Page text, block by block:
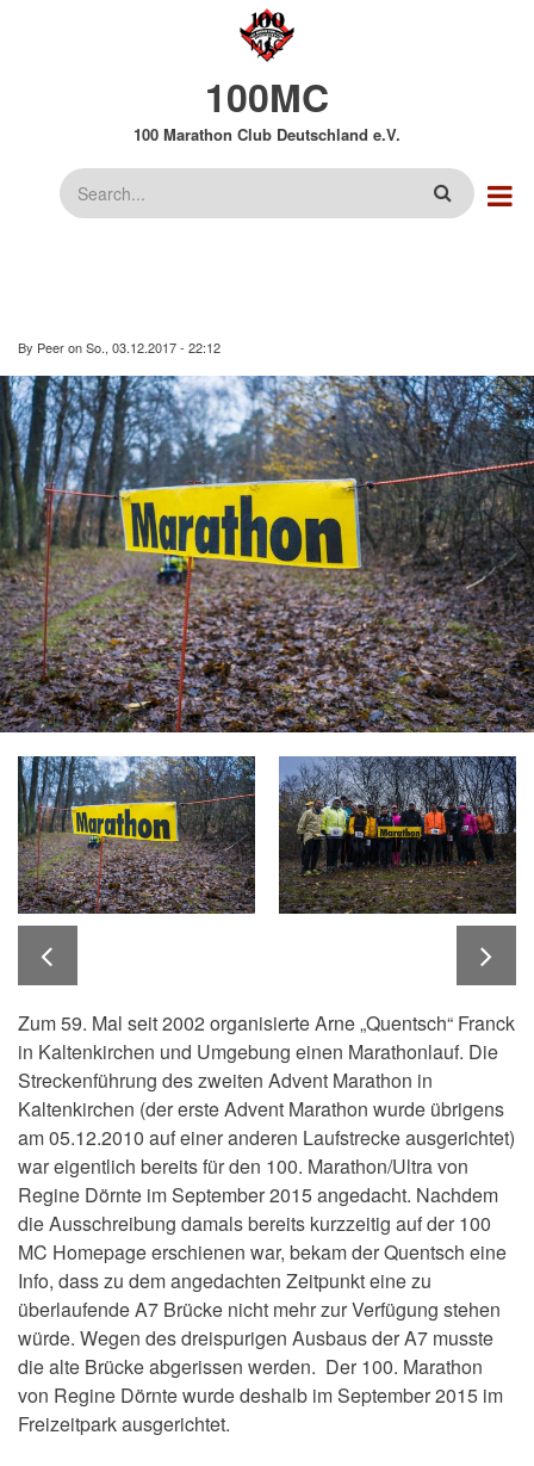
100MC
100 Marathon Club Deutschland e.V.
Suche
By PeeronSo., 03.12.2017 - 22:12
Zum 59. Mal seit 2002 organisierte Arne „Quentsch“ Franck
in Kaltenkirchen und Umgebung einen Marathonlauf. Die
Streckenführung des zweiten Advent Marathon in
Kaltenkirchen (der erste Advent Marathon wurde übrigens
am 05.12.2010 auf einer anderen Laufstrecke ausgerichtet)
war eigentlich bereits für den 100. Marathon/Ultra von
Regine Dörnte im September 2015 angedacht. Nachdem
die Ausschreibung damals bereits kurzzeitig auf der 100
MC Homepage erschienen war, bekam der Quentsch eine
Info, dass zu dem angedachten Zeitpunkt eine zu
überlaufende A7 Brücke nicht mehr zur Verfügung stehen
würde. Wegen des dreispurigen Ausbaus der A7 musste
die alte Brücke abgerissen werden. Der 100. Marathon
von Regine Dörnte wurde deshalb im September 2015 im
Freizeitpark ausgerichtet.